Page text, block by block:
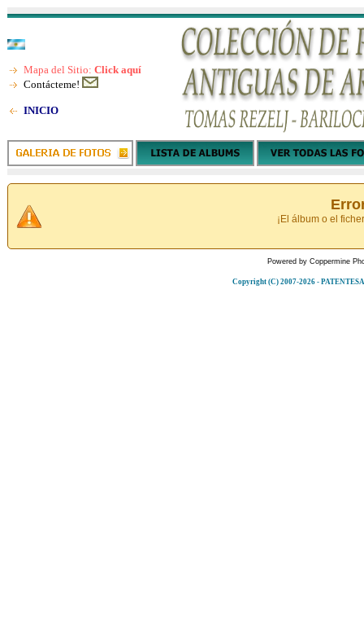
Mapa del Sitio: Click aquí
Contácteme!
INICIO
¡El álbum o el
Powered by Coppermine
Copyright (C) 2007-2026 -